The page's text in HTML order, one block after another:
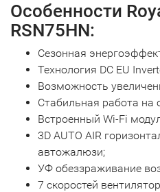
Особенности
RSN75HN:
Сезонная
Технология DC EU
Возможность
Стабильная работа на
Встроенный Wi-Fi
3D AUTO AIR
автожалюзи;
УФ обеззраживание
7 скоростей